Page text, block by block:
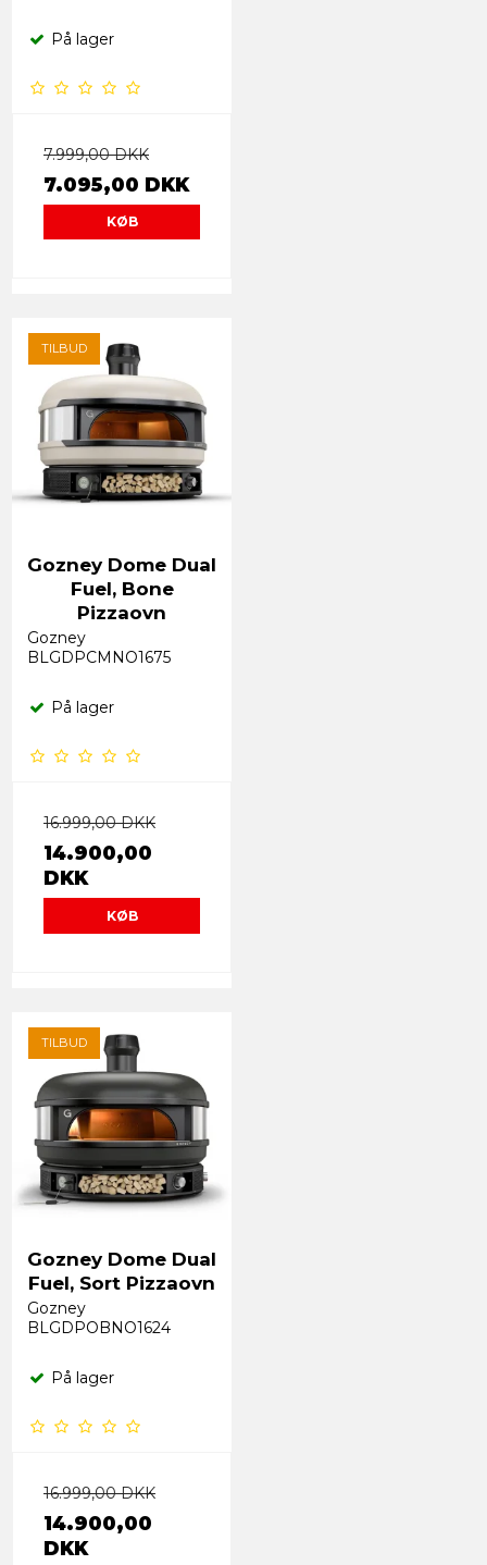
På lager
7.999,00 DKK
7.095,00 DKK
KØB
TILBUD
Gozney Dome Dual
Fuel, Bone
Pizzaovn
Gozney
BLGDPCMNO1675
På lager
16.999,00 DKK
14.900,00
DKK
KØB
TILBUD
Gozney Dome Dual
Fuel, Sort Pizzaovn
Gozney
BLGDPOBNO1624
På lager
16.999,00 DKK
14.900,00
DKK